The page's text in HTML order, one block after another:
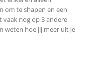
om te shapen en een
vaak nog op 3 andere
weten hoe jij meer uit je